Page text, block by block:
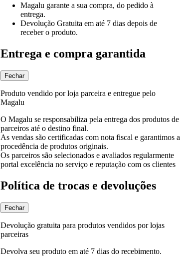
Magalu garante a sua compra, do pedido à
entrega.
Devolução Gratuita em até 7 dias depois de
receber o produto.
Entrega e compra garantida
Fechar
Produto vendido por loja parceira e entregue pelo
Magalu
O Magalu se responsabiliza pela entrega dos produtos de
parceiros até o destino final.
As vendas são certificadas com nota fiscal e garantimos a
procedência de produtos originais.
Os parceiros são selecionados e avaliados regularmente
portal excelência no serviço e reputação com os clientes
Política de trocas e devoluções
Fechar
Devolução gratuita para produtos vendidos por lojas
parceiras
Devolva seu produto em até 7 dias do recebimento.